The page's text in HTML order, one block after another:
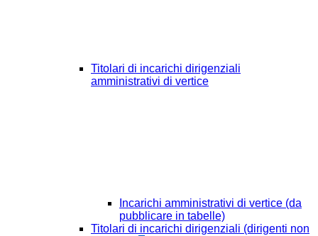
Titolari di incarichi dirigenziali
amministrativi di vertice
Incarichi amministrativi di vertice (da
pubblicare in tabelle)
Titolari di incarichi dirigenziali (dirigenti non